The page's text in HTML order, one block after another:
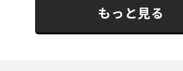
もっと見る